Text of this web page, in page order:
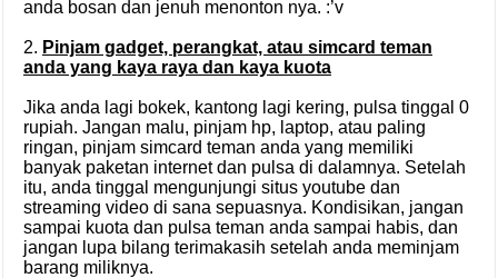
anda bosan dan jenuh menonton nya. :’v
2. Pinjam gadget, perangkat, atau simcard teman
anda yang kaya raya dan kaya kuota
Jika anda lagi bokek, kantong lagi kering, pulsa tinggal 0
rupiah. Jangan malu, pinjam hp, laptop, atau paling
ringan, pinjam simcard teman anda yang memiliki
banyak paketan internet dan pulsa di dalamnya. Setelah
itu, anda tinggal mengunjungi situs youtube dan
streaming video di sana sepuasnya. Kondisikan, jangan
sampai kuota dan pulsa teman anda sampai habis, dan
jangan lupa bilang terimakasih setelah anda meminjam
barang miliknya.